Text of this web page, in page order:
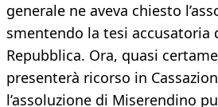
generale ne aveva chiesto
smentendo la tesi accusatoria
Repubblica. Ora, quasi
presenterà ricorso in
l’assoluzione di Miserendino